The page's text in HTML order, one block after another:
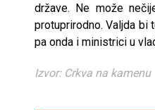
države. Ne može
protuprirodno. Valjda bi
pa onda i ministrici u
Izvor: Crkva na kamenu